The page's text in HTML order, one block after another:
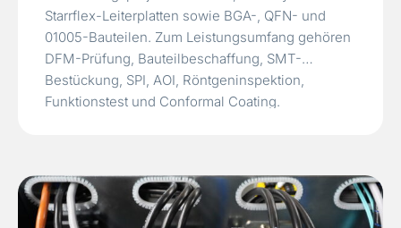
Starrflex-Leiterplatten sowie BGA-, QFN- und
01005-Bauteilen. Zum Leistungsumfang gehören
DFM-Prüfung, Bauteilbeschaffung, SMT-
Bestückung, SPI, AOI, Röntgeninspektion,
Funktionstest und Conformal Coating.